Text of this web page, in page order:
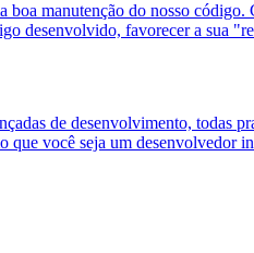
boa manutenção do nosso
desenvolvido, favorecer a sua
de desenvolvimento, todas
você seja um desenvolvedor